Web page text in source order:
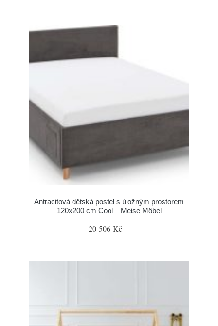
Antracitová dětská postel s úložným prostorem
120x200 cm Cool – Meise Möbel
20 506 Kč